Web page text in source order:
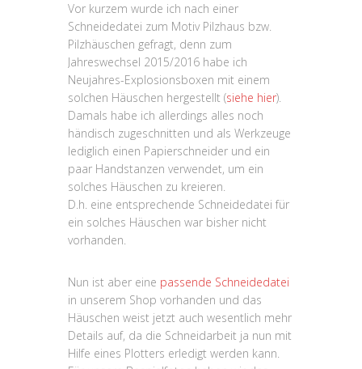
Vor kurzem wurde ich nach einer
Schneidedatei zum Motiv Pilzhaus bzw.
Pilzhäuschen gefragt, denn zum
Jahreswechsel 2015/2016 habe ich
Neujahres-Explosionsboxen mit einem
solchen Häuschen hergestellt (siehe hier).
Damals habe ich allerdings alles noch
händisch zugeschnitten und als Werkzeuge
lediglich einen Papierschneider und ein
paar Handstanzen verwendet, um ein
solches Häuschen zu kreieren.
D.h. eine entsprechende Schneidedatei für
ein solches Häuschen war bisher nicht
vorhanden.
Nun ist aber eine passende Schneidedatei
in unserem Shop vorhanden und das
Häuschen weist jetzt auch wesentlich mehr
Details auf, da die Schneidarbeit ja nun mit
Hilfe eines Plotters erledigt werden kann.